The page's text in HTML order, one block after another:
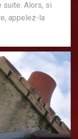
suite. Alors, si
appelez-la